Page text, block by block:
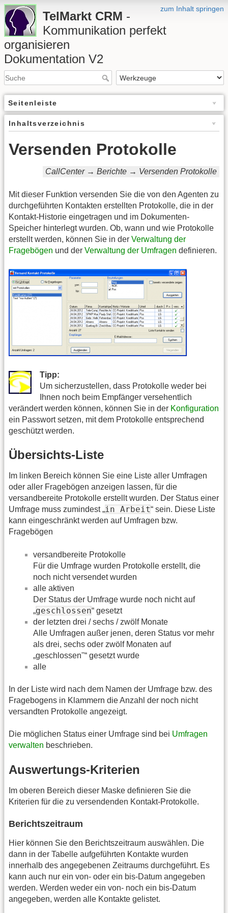
zum Inhalt springen
TelMarkt CRM -
Kommunikation perfekt
organisieren
Dokumentation V2
Seitenleiste
Inhaltsverzeichnis
Versenden Protokolle
CallCenter → Berichte → Versenden Protokolle
Mit dieser Funktion versenden Sie die von den Agenten zu
durchgeführten Kontakten erstellten Protokolle, die in der
Kontakt-Historie eingetragen und im Dokumenten-
Speicher hinterlegt wurden. Ob, wann und wie Protokolle
erstellt werden, können Sie in der Verwaltung der
Fragebögen und der Verwaltung der Umfragen definieren.
Tipp:
Um sicherzustellen, dass Protokolle weder bei
Ihnen noch beim Empfänger versehentlich
verändert werden können, können Sie in der Konfiguration
ein Passwort setzen, mit dem Protokolle entsprechend
geschützt werden.
Übersichts-Liste
Im linken Bereich können Sie eine Liste aller Umfragen
oder aller Fragebögen anzeigen lassen, für die
versandbereite Protokolle erstellt wurden. Der Status einer
Umfrage muss zumindest „in Arbeit“ sein. Diese Liste
kann eingeschränkt werden auf Umfragen bzw.
Fragebögen
versandbereite Protokolle
Für die Umfrage wurden Protokolle erstellt, die
noch nicht versendet wurden
alle aktiven
Der Status der Umfrage wurde noch nicht auf
„geschlossen“ gesetzt
der letzten drei / sechs / zwölf Monate
Alle Umfragen außer jenen, deren Status vor mehr
als drei, sechs oder zwölf Monaten auf
„geschlossen''“ gesetzt wurde
alle
In der Liste wird nach dem Namen der Umfrage bzw. des
Fragebogens in Klammern die Anzahl der noch nicht
versandten Protokolle angezeigt.
Die möglichen Status einer Umfrage sind bei Umfragen
verwalten beschrieben.
Auswertungs-Kriterien
Im oberen Bereich dieser Maske definieren Sie die
Kriterien für die zu versendenden Kontakt-Protokolle.
Berichtszeitraum
Hier können Sie den Berichtszeitraum auswählen. Die
dann in der Tabelle aufgeführten Kontakte wurden
innerhalb des angegebenen Zeitraums durchgeführt. Es
kann auch nur ein von- oder ein bis-Datum angegeben
werden. Werden weder ein von- noch ein bis-Datum
angegeben, werden alle Kontakte gelistet.